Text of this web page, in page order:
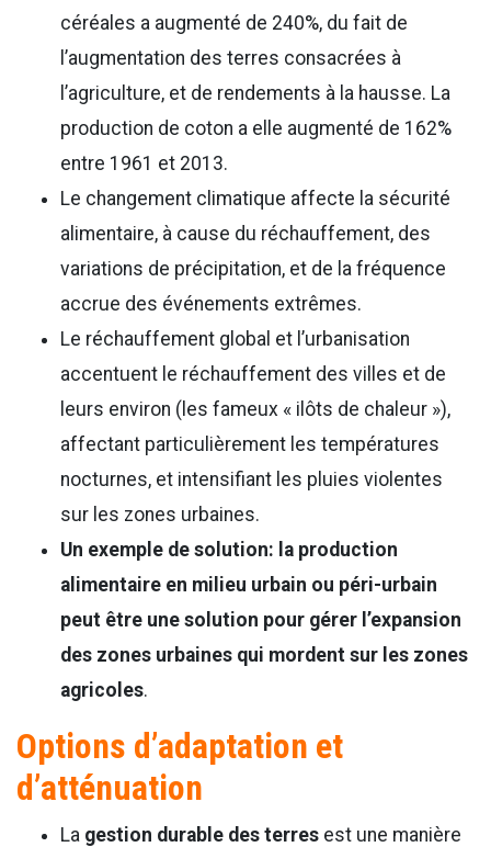
céréales a augmenté de 240%, du fait de
l’augmentation des terres consacrées à
l’agriculture, et de rendements à la hausse. La
production de coton a elle augmenté de 162%
entre 1961 et 2013.
Le changement climatique affecte la sécurité
alimentaire, à cause du réchauffement, des
variations de précipitation, et de la fréquence
accrue des événements extrêmes.
Le réchauffement global et l’urbanisation
accentuent le réchauffement des villes et de
leurs environ (les fameux « ilôts de chaleur »),
affectant particulièrement les températures
nocturnes, et intensifiant les pluies violentes
sur les zones urbaines.
Un exemple de solution: la production
alimentaire en milieu urbain ou péri-urbain
peut être une solution pour gérer l’expansion
des zones urbaines qui mordent sur les zones
agricoles.
Options d’adaptation et
d’atténuation
La gestion durable des terres est une manière